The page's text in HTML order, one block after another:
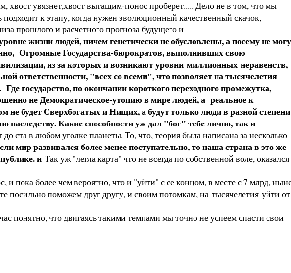
хвост увязнет,хвост вытащим-понос проберет..... Дело не в том, что мы
к этапу, когда нужен эволюционный качественный скачок,
прошлого и расчетного прогноза будущего и
жизни людей, ничем генетически не обусловлены, а посему не
Огромные Государства-бюрократов, выполнивших свою
из за которых и возникают уровни миллионных неравенств,
ответственности, "всех со всеми", что позволяет на тысячелетия
государство, по окончании короткого переходного промежутка,
не Демократическое-утопию в мире людей, а реальное к
будет Сверхбогатых и Нищих, а будут только люди в разной степени
наследству. Какие способности уж дал "бог" тебе лично, так и
ста в любом уголке планеты. То, что, теория была написана за несколько
мир развивался более менее поступательно, то наша страна в это же
и Так уж "легла карта" что не всегда по собственной воле,
пока более чем вероятно, что и "уйти" с ее концом, в месте с 7 млрд,
посильно поможем друг другу, и своим потомкам, на тысячелетия уйти от
понятно, что двигаясь такими темпами мы точно не успеем спасти свои
не по сути, а по форме.